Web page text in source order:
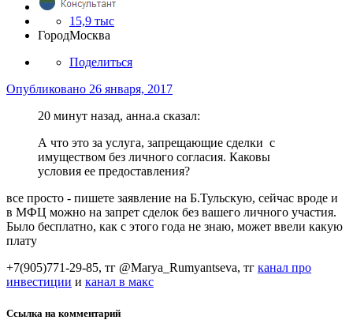
15,9 тыс
ГородМосква
Поделиться
Опубликовано 26 января, 2017
20 минут назад, анна.a сказал:
А что это за услуга, запрещающие сделки с
имуществом без личного согласия. Каковы
условия ее предоставления?
все просто - пишете заявление на Б.Тульскую, сейчас вроде и
в МФЦ можно на запрет сделок без вашего личного участия.
Было бесплатно, как с этого года не знаю, может ввели какую
плату
+7(905)771-29-85, тг @Marya_Rumyantseva, тг канал про
инвестиции и канал в макс
Ссылка на комментарий